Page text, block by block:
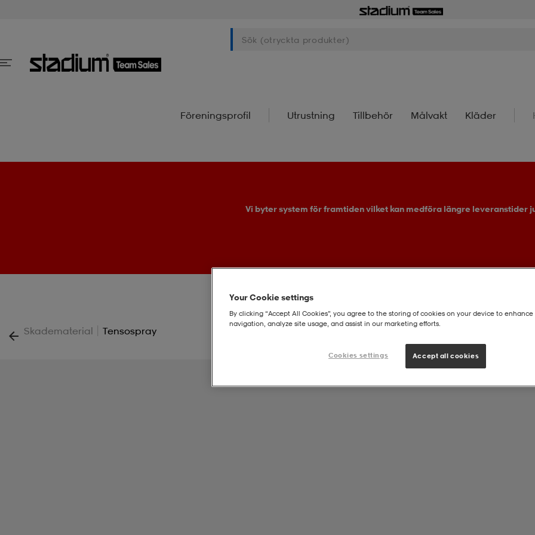
Föreningsprofil Utrustning Tillbehör Målvakt Kläder
Vi byter system för framtiden vilket kan medföra längre leveranstider
Skadematerial | Tensospray
Your Cookie settings
By clicking “Accept All Cookies”, you agree to the storing of cookies on your device to enhance
navigation, analyze site usage, and assist in our marketing efforts.
Cookies settings Accept all cookies